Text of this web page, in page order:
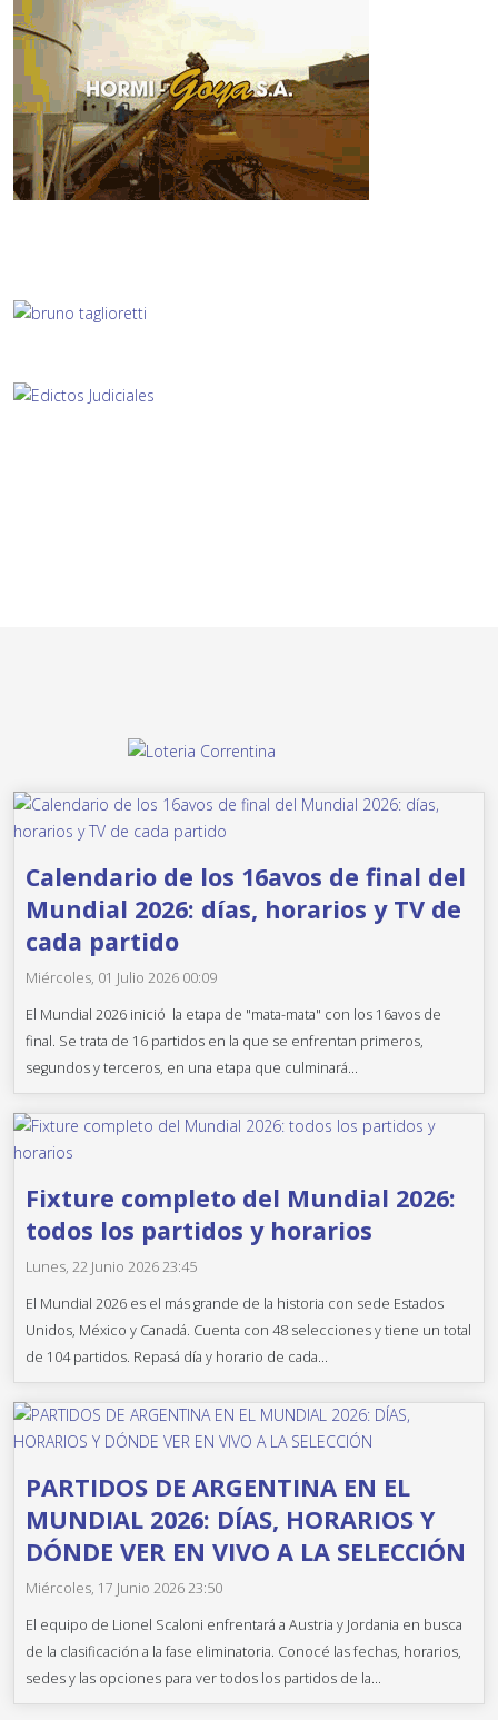
Calendario de los 16avos de final del
Mundial 2026: días, horarios y TV de
cada partido
Miércoles, 01 Julio 2026 00:09
El Mundial 2026 inició la etapa de "mata-mata" con los 16avos de
final. Se trata de 16 partidos en la que se enfrentan primeros,
segundos y terceros, en una etapa que culminará...
Fixture completo del Mundial 2026:
todos los partidos y horarios
Lunes, 22 Junio 2026 23:45
El Mundial 2026 es el más grande de la historia con sede Estados
Unidos, México y Canadá. Cuenta con 48 selecciones y tiene un total
de 104 partidos. Repasá día y horario de cada...
PARTIDOS DE ARGENTINA EN EL
MUNDIAL 2026: DÍAS, HORARIOS Y
DÓNDE VER EN VIVO A LA SELECCIÓN
Miércoles, 17 Junio 2026 23:50
El equipo de Lionel Scaloni enfrentará a Austria y Jordania en busca
de la clasificación a la fase eliminatoria. Conocé las fechas, horarios,
sedes y las opciones para ver todos los partidos de la...